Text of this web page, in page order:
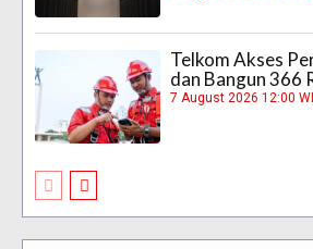
Telkom Akses
dan Bangun 366
7 August 2026 12:00